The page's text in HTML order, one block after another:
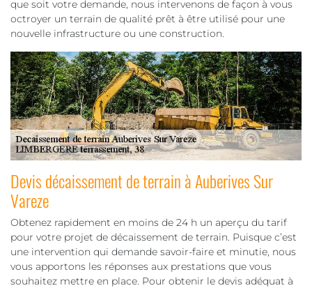
que soit votre demande, nous intervenons de façon à vous
octroyer un terrain de qualité prêt à être utilisé pour une
nouvelle infrastructure ou une construction.
Devis décaissement de terrain à Auberives Sur
Vareze
Obtenez rapidement en moins de 24 h un aperçu du tarif
pour votre projet de décaissement de terrain. Puisque c’est
une intervention qui demande savoir-faire et minutie, nous
vous apportons les réponses aux prestations que vous
souhaitez mettre en place. Pour obtenir le devis adéquat à